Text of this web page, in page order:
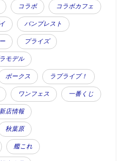
コラボ コラボカフェ
バンプレスト
プライズ
モデル
ボークス ラブライブ！
ワンフェス 一番くじ
新店情報
秋葉原
艦これ